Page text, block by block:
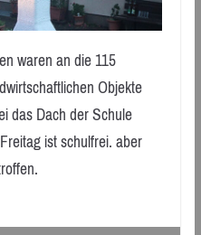
waren an die 115
Objekte
das Dach der Schule
ist schulfrei. aber